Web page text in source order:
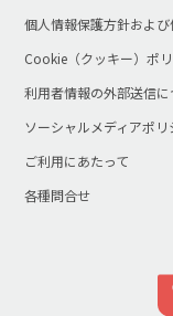
個人情報保護方針およ
Cookie（クッキー）ポ
利用者情報の外部送信に
ソーシャルメディアポリ
ご利用にあたって
各種問合せ